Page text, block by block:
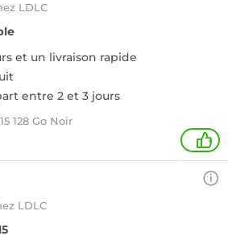
LDLC
et un livraison rapide
entre 2 et 3 jours
128 Go Noir
+
LDLC